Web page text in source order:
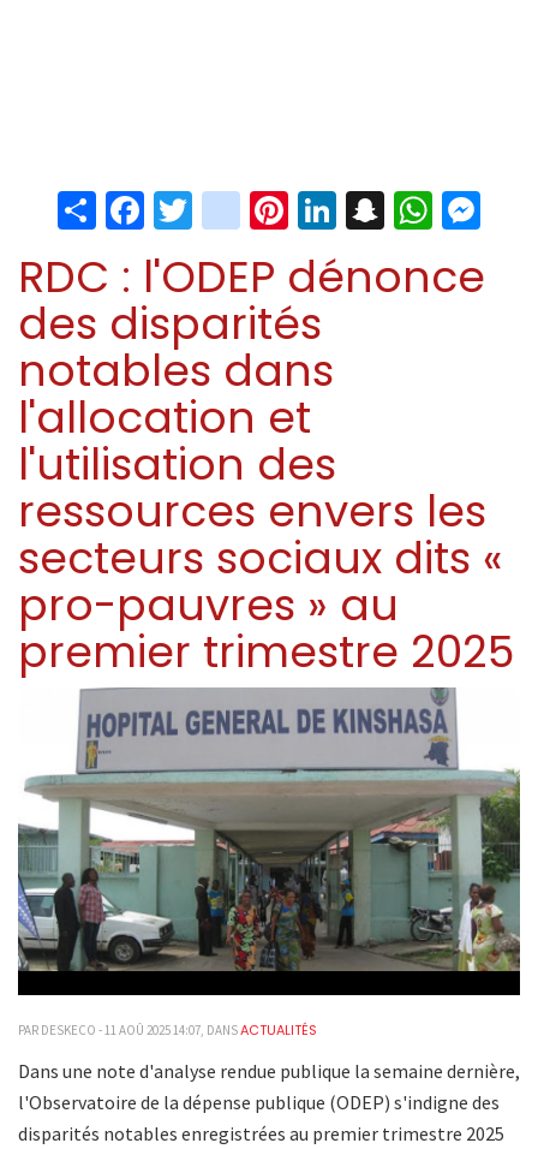
ShareFacebook
Twitter
instagram
Pinterest
LinkedIn
Snapchat
RDC : l'ODEP dénonce
des disparités
notables dans
l'allocation et
l'utilisation des
ressources envers les
secteurs sociaux dits «
pro-pauvres » au
premier trimestre 2025
PAR DESKECO - 11 AOÛ 2025 14:07, DANSACTUALITÉS
Dans une note d'analyse rendue publique la semaine dernière,
l'Observatoire de la dépense publique (ODEP) s'indigne des
disparités notables enregistrées au premier trimestre 2025